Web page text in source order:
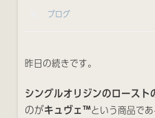
ブログ
昨日の続きです。
シングルオリジンのロースト
のがキュヴェ™という商品であ